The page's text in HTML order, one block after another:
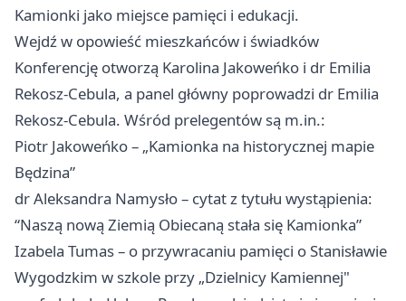
Kamionki jako miejsce pamięci i edukacji.
Wejdź w opowieść mieszkańców i świadków
Konferencję otworzą Karolina Jakoweńko i dr Emilia
Rekosz-Cebula, a panel główny poprowadzi dr Emilia
Rekosz-Cebula. Wśród prelegentów są m.in.:
Piotr Jakoweńko – „Kamionka na historycznej mapie
Będzina”
dr Aleksandra Namysło – cytat z tytułu wystąpienia:
“Naszą nową Ziemią Obiecaną stała się Kamionka”
Izabela Tumas – o przywracaniu pamięci o Stanisławie
Wygodzkim w szkole przy „Dzielnicy Kamiennej"